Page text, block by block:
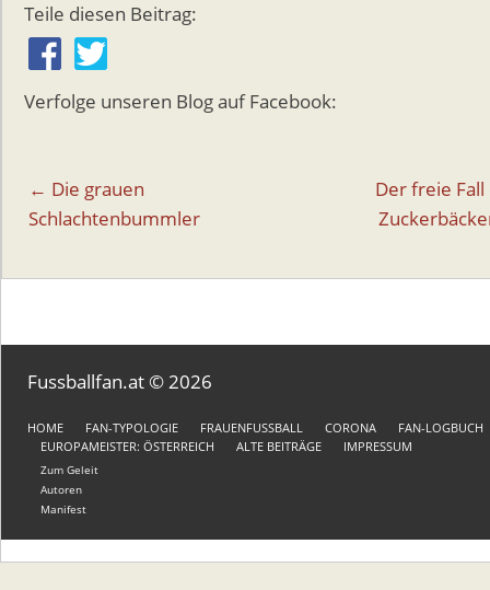
Teile diesen Beitrag:
Verfolge unseren Blog auf Facebook:
Beitragsnavigation
← Die grauen
Schlachtenbummler
Der freie
Fussballfan.at © 2026
HOME FAN-TYPOLOGIE FRAUENFUSSBALL CORONA
FAN-LOGBUCH
EUROPAMEISTER: ÖSTERREICH
Zum Geleit
Autoren
Manifest
ALTE BEITRÄGE IMPRESSUM